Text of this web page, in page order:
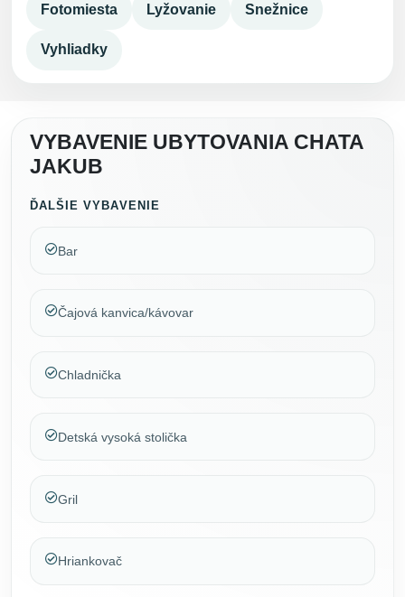
Fotomiesta Lyžovanie Snežnice
Vyhliadky
VYBAVENIE UBYTOVANIA CHATA
JAKUB
ĎALŠIE VYBAVENIE
Bar
Čajová kanvica/kávovar
Chladnička
Detská vysoká stolička
Gril
Hriankovač